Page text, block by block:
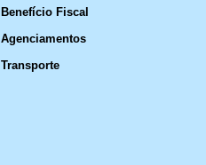
Benefício Fiscal
Agenciamentos
Transporte